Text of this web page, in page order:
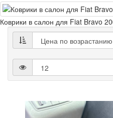
Коврики в салон для Fiat Bravo